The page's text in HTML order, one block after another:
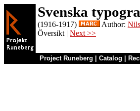
Svenska
(1916-1917) Author:
Översikt | Next >>
Project Runeberg Catalog